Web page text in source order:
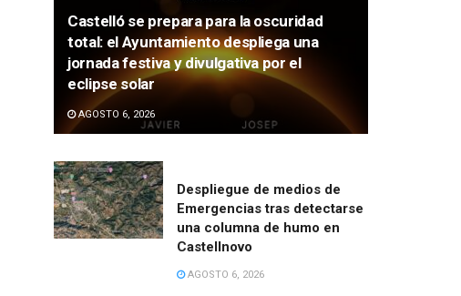
Castelló se prepara para la oscuridad
total: el Ayuntamiento despliega una
jornada festiva y divulgativa por el
eclipse solar
AGOSTO 6, 2026
Despliegue de medios de
Emergencias tras detectarse
una columna de humo en
Castellnovo
AGOSTO 6, 2026